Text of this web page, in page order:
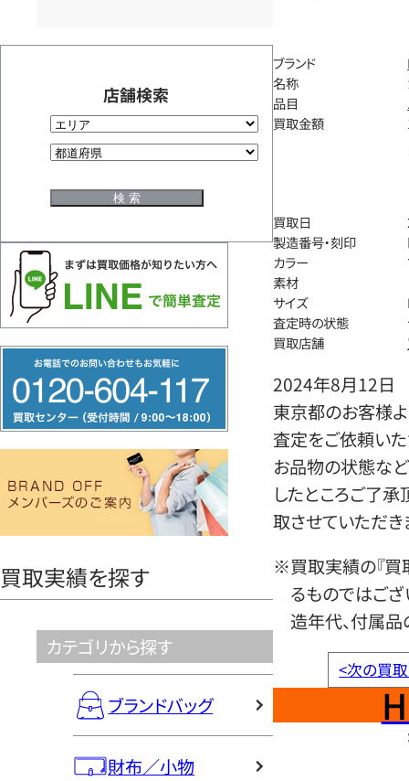
店舗検索
リ
ー
ヤ
買取実績を探す
カテゴリから探す
ブランドバッグ
財布／小物
ブランド
名称
品目
買取金額
買取日
製造番号・刻印
カラー
素材
サイズ
査定時の状態
買取店舗
2024年8月12日
東京都のお客様
査定をご依頼いた
お品物の状態など
したところご了
取させていただき
※買取実績の『買
るものではござ
造年代、付属品
<次の買